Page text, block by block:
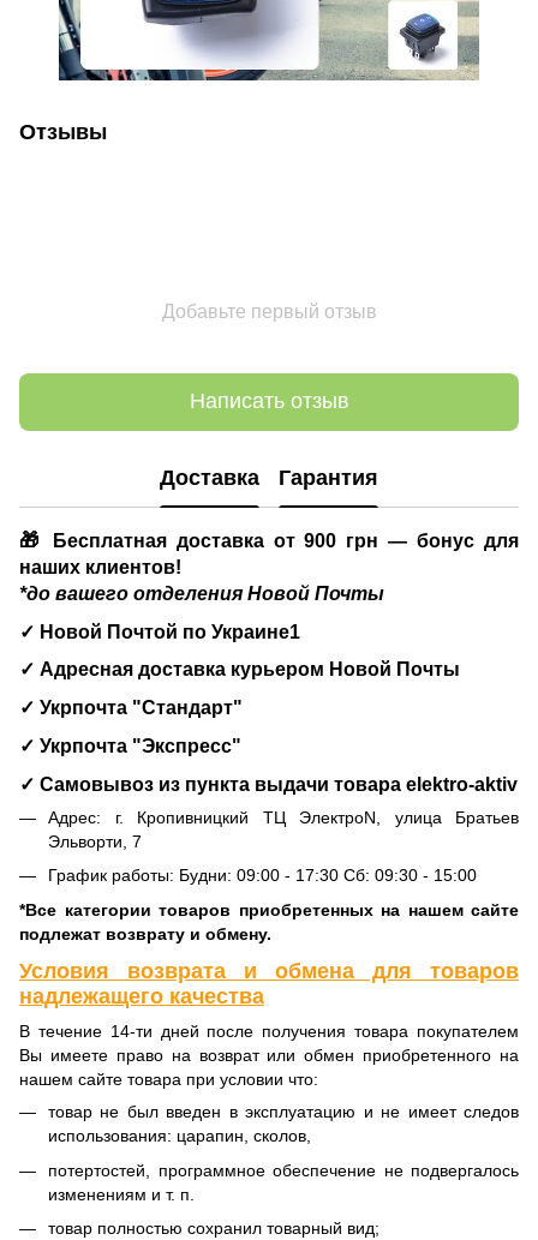
Отзывы
Добавьте первый отзыв
Написать отзыв
Доставка Гарантия
🎁 Бесплатная доставка от 900 грн — бонус для
наших клиентов!
*до вашего отделения Новой Почты
✓ Новой Почтой по Украине1
✓ Адресная доставка курьером Новой Почты
✓ Укрпочта "Стандарт"
✓ Укрпочта "Экспресс"
✓ Самовывоз из пункта выдачи товара elektro-aktiv
Адрес: г. Кропивницкий ТЦ ЭлектроN, улица Братьев
Эльворти, 7
График работы: Будни: 09:00 - 17:30 Сб: 09:30 - 15:00
*Все категории товаров приобретенных на нашем сайте
подлежат возврату и обмену.
Условия возврата и обмена для товаров
надлежащего качества
В течение 14-ти дней после получения товара покупателем
Вы имеете право на возврат или обмен приобретенного на
нашем сайте товара при условии что:
товар не был введен в эксплуатацию и не имеет следов
использования: царапин, сколов,
потертостей, программное обеспечение не подвергалось
изменениям и т. п.
товар полностью сохранил товарный вид;